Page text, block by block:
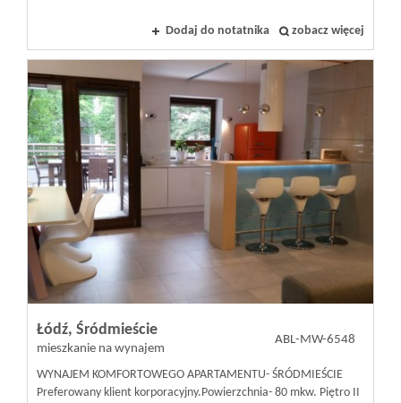
Dodaj do notatnika zobacz więcej
Łódź, Śródmieście
mieszkanie na wynajem
ABL-MW-6548
WYNAJEM KOMFORTOWEGO APARTAMENTU- ŚRÓDMIEŚCIE
Preferowany klient korporacyjny. ​Powierzchnia- 80 mkw. Piętro II ​